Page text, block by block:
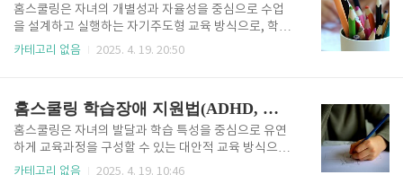
용 방식에 대한 체계적인 계획이 필요합니다. 홈스쿨링
에서 온라인수업은 단순히 영상을 시청하는 활동을 넘
어서 실시간 수업, 자기주도형 콘텐츠 학습, 녹화 복습,
과제 제출, 피드백 공유, 토론, 프로젝트 협업 등 다양한
디지털 활용 능력을 ..
홈스쿨링은 자녀의 개별성과 자율성을 중심으로 수업
을 설계하고 실행하는 자기주도형 교육 방식으로, 학부
모가 직접 교사 역할을 수행하기 때문에 기본적인 교육
링 상황에 실질적으로 적용 가능하며, 그 개념과 활용
방법을 명확히 이해할 경우 자녀의 사고력, 자기조절력,
학습 지속력에 긍정적인 영향을 미칠 수 있습니다. 그
중에서도 대표적인 세 가지 개념인 **스캐폴딩(scaffol
카테고리 없음 2025. 4. 19. 20:50
홈스쿨링 학습장애 지원법(ADHD, 난독, 맞춤)
홈스쿨링은 자녀의 발달과 학습 특성을 중심으로 유연
하게 교육과정을 구성할 수 있는 대안적 교육 방식으로,
특히 학습장애가 있는 자녀에게 맞춤형 학습 환경을 제
카테고리 없음 2025. 4. 19. 10:46